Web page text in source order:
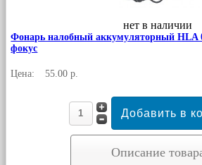
нет в наличии
Фонарь налобный аккумуляторный HLA
фокус
Цена: 55.00 р.
Описание